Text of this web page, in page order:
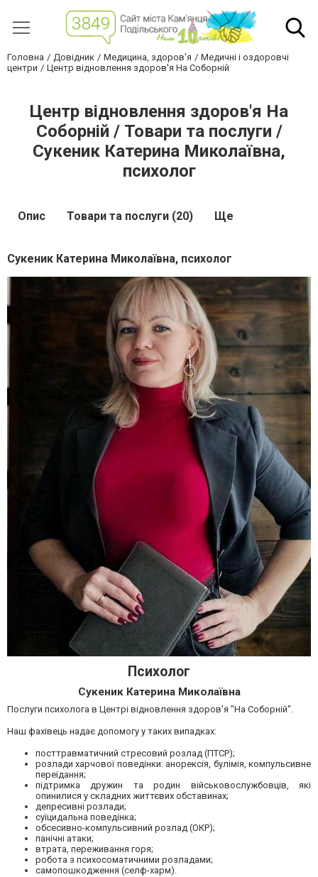
Головна Довідник Медицина, здоров'я
Медичні і оздоровчі
центри
Центр відновлення здоров'я На Соборній
Центр відновлення здоров'я На
Соборній / Товари та послуги /
Сукеник Катерина Миколаївна,
психолог
Опис Товари та послуги (20) Ще
Сукеник Катерина Миколаївна, психолог
Психолог
Сукеник Катерина Миколаївна
Послуги психолога в Центрі відновлення здоров'я "На Соборній".
Наш фахівець надає допомогу у таких випадках:
посттравматичний стресовий розлад (ПТСР);
розлади харчової поведінки: анорексія, булімія, компульсивне
переїдання;
підтримка дружин та родин військовослужбовців, які
опинилися у складних життєвих обставинах;
депресивні розлади;
суїцидальна поведінка;
обсесивно-компульсивний розлад (ОКР);
панічні атаки;
втрата, переживання горя;
робота з психосоматичними розладами;
самопошкодження (селф-харм).